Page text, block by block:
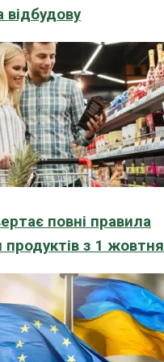
повні правила
продуктів з 1 жовтня